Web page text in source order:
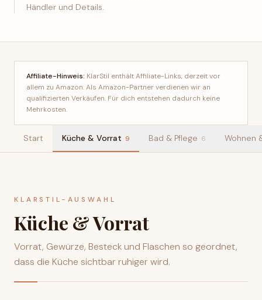
Händler und Details.
Affiliate-Hinweis: KlarStil enthält Affiliate-Links, derzeit vor
allem zu Amazon. Als Amazon-Partner verdienen wir an
qualifizierten Verkäufen. Für dich entstehen dadurch keine
Mehrkosten.
Start Küche & Vorrat 9 Bad & Pflege 6 Wohnen
KLARSTIL-AUSWAHL
Küche & Vorrat
Vorrat, Gewürze, Besteck und Flaschen so geordnet,
dass die Küche sichtbar ruhiger wird.